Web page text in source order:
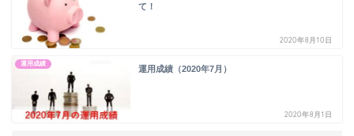
て！
2020年8月10日
運用成績
運用成績（2020年7月）
2020年8月1日